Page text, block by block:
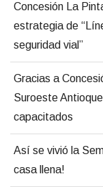
Concesión La
estrategia de
seguridad vial”
Gracias a
Suroeste
capacitados
Así se vivió la
casa llena!